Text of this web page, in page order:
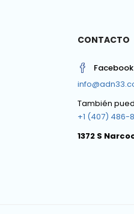
CONTACTO
Facebook
También
+1 (407) 486-
1372 S